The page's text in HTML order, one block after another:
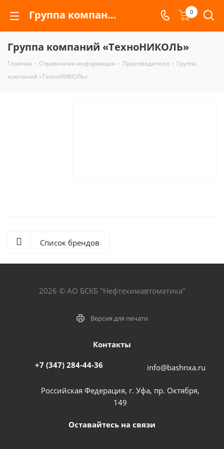
Группа компаний «ТехноНИКОЛЬ» 0
Группа компаний «ТехноНИКОЛЬ»
Главная - Справочная информация - Производители - Группа
компаний «ТехноНИКОЛЬ»
Список брендов
2026 © АО БСКБ "Нефтехимавтоматика"
Версия для печати
Контакты
+7 (347) 284-44-36 info@bashnxa.ru
Российская Федерация, г. Уфа, пр. Октября,
149
Оставайтесь на связи